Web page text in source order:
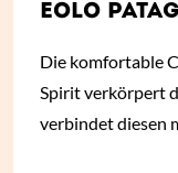
EOLO
Die komfortable
Spirit verkörpert
verbindet diesen